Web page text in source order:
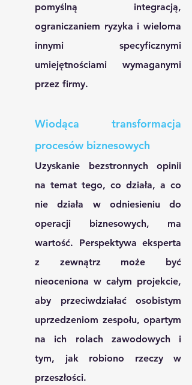
pomyślną integracją,
ograniczaniem ryzyka i wieloma
innymi specyficznymi
umiejętnościami wymaganymi
przez firmy.
Wiodąca transformacja
procesów biznesowych
Uzyskanie bezstronnych opinii
na temat tego, co działa, a co
nie działa w odniesieniu do
operacji biznesowych, ma
wartość. Perspektywa eksperta
z zewnątrz może być
nieoceniona w całym projekcie,
aby przeciwdziałać osobistym
uprzedzeniom zespołu, opartym
na ich rolach zawodowych i
tym, jak robiono rzeczy w
przeszłości.